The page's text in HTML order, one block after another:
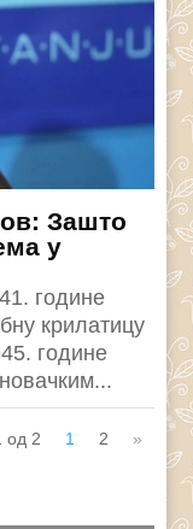
Зашто
у
године
крилатицу
године
од 2 1 2 »